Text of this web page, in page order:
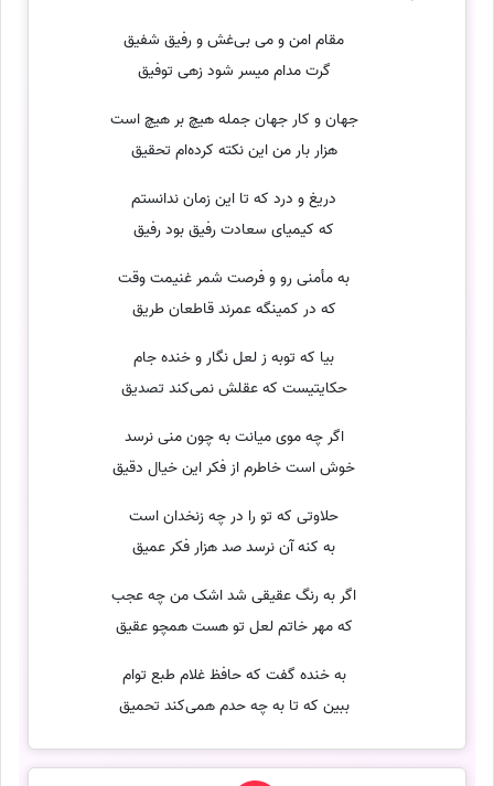
مقام امن و می بی‌غش و رفیق شفیق
گرت مدام میسر شود زهی توفیق
جهان و کار جهان جمله هیچ بر هیچ است
هزار بار من این نکته کرده‌ام تحقیق
دریغ و درد که تا این زمان ندانستم
که کیمیای سعادت رفیق بود رفیق
به مأمنی رو و فرصت شمر غنیمت وقت
که در کمینگه عمرند قاطعان طریق
بیا که توبه ز لعل نگار و خنده جام
حکایتیست که عقلش نمی‌کند تصدیق
اگر چه موی میانت به چون منی نرسد
خوش است خاطرم از فکر این خیال دقیق
حلاوتی که تو را در چه زنخدان است
به کنه آن نرسد صد هزار فکر عمیق
اگر به رنگ عقیقی شد اشک من چه عجب
که مهر خاتم لعل تو هست همچو عقیق
به خنده گفت که حافظ غلام طبع توام
ببین که تا به چه حدم همی‌کند تحمیق